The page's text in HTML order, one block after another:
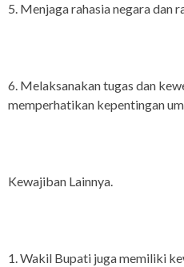
5. Menjaga rahasia negara dan
6. Melaksanakan tugas dan
memperhatikan kepentingan
Kewajiban Lainnya.
1. Wakil Bupati juga memiliki